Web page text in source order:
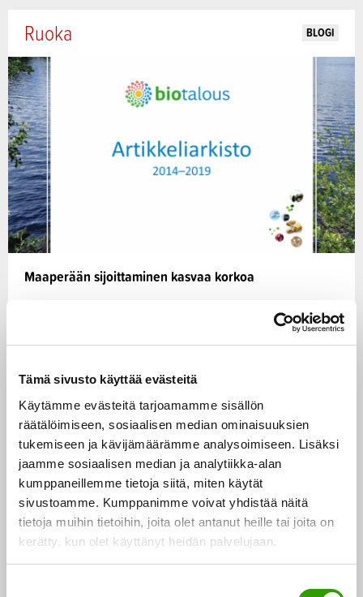
Tämä sivusto käyttää evästeitä
Käytämme evästeitä tarjoamamme sisällön
räätälöimiseen, sosiaalisen median ominaisuuksien
tukemiseen ja kävijämäärämme analysoimiseen. Lisäksi
jaamme sosiaalisen median ja analytiikka-alan
kumppaneillemme tietoja siitä, miten käytät
sivustoamme. Kumppanimme voivat yhdistää näitä
tietoja muihin tietoihin, joita olet antanut heille tai joita on
kerätty, kun olet käyttänyt heidän palvelujaan.
Maaperään sijoittaminen kasvaa korkoa
Ruoka BLOGI
avainasemassa, kun puhutaan ravinteiden
ilmastotyöstä. Hyväkuntoinen…
07.03.2019
Biotalous